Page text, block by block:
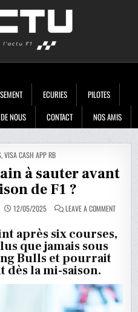
ECURIES
PILOTES
NOUS CONTACT NOS AMIS
,VISA CASH APP RB
à sauter avant
de F1 ?
12/05/2025 LEAVE A COMMENTON
À
DE
F1
?
après six courses,
que jamais sous
Bulls et pourrait
dès la mi-saison.